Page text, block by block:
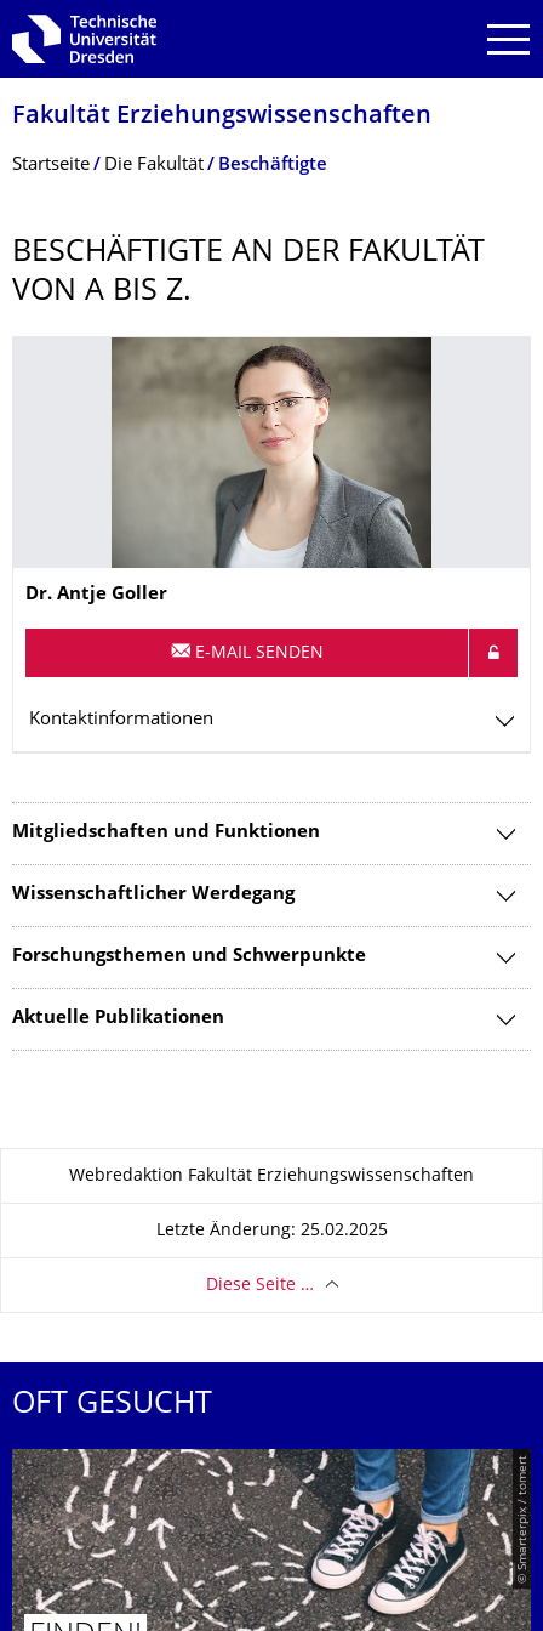
Zur Hauptnavigation springen
Zur Suche springen
Zum Inhalt springen
Fakultät Erziehungs­wissenschaften
Breadcrumb-Menü
Startseite Die Fakultät Beschäftigte
BESCHÄFTIGTE AN DER FAKULTÄT
VON A BIS Z.
Name
Dr. Antje Goller
E-MAIL SENDEN
Kontaktinformationen
Mitgliedschaften und Funktionen
Wissenschaftlicher Werdegang
Forschungsthemen und Schwerpunkte
Aktuelle Publikationen
Zu dieser Seite
Webredaktion Fakultät Erziehungswissenschaften
Letzte Änderung: 25.02.2025
Diese Seite …
OFT GESUCHT
© Smarterpix / tomert